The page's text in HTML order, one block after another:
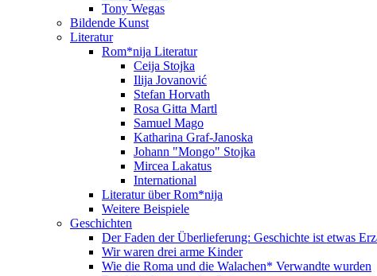
Tony Wegas
Bildende Kunst
Literatur
Rom*nija Literatur
Ceija Stojka
Ilija Jovanović
Stefan Horvath
Rosa Gitta Martl
Samuel Mago
Katharina Graf-Janoska
Johann "Mongo" Stojka
Mircea Lakatus
International
Literatur über Rom*nija
Weitere Beispiele
Geschichten
Der Faden der Überlieferung: Geschichte ist etwas
Wir waren drei arme Kinder
Wie die Roma und die Walachen* Verwandte wurden